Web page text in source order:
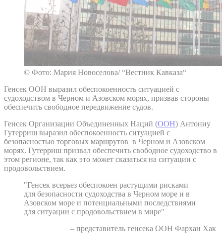
© Фото: Мария Новоселова/ “Вестник Кавказа“
Генсек ООН выразил обеспокоенность ситуацией с
судоходством в Черном и Азовском морях, призвав стороны
обеспечить свободное передвижение судов.
Генсек Организации Объединенных Наций (ООН) Антониу
Гутерриш выразил обеспокоенность ситуацией с
безопасностью торговых маршрутов в Черном и Азовском
морях. Гутерриш призвал обеспечить свободное судоходство в
этом регионе, так как это может сказаться на ситуации с
продовольствием.
"Генсек всерьез обеспокоен растущими рисками
для безопасности судоходства в Черном море и в
Азовском море и потенциальными последствиями
для ситуации с продовольствием в мире"
– представитель генсека ООН Фархан Хак